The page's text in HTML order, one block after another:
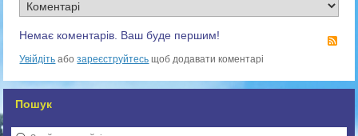
Немає коментарів. Ваш буде першим!
Увійдіть абозареєструйтесь щоб додавати коментарі
Пошук